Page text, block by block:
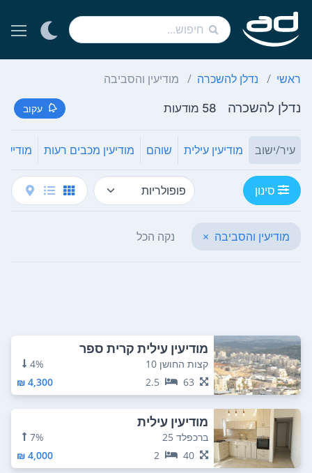
ראשי נדלן להשכרה מודיעין והסביבה
נדלן להשכרה 58 מודעות עקוב
עיר/ישוב מודיעין עילית שוהם מודיעין מכבים רעות מודיעין
סינון
מודיעין והסביבה × נקה הכל
מודיעין עילית קרית ספר
קצות החושן 10
4%
63
2.5
4,300 ₪
מודיעין עילית
ברכפלד 25
7%
40
2
4,000 ₪